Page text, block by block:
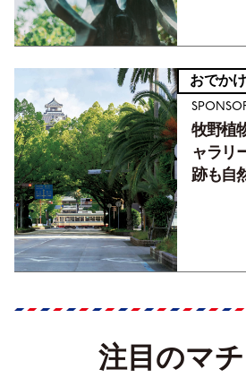
おでかけ
牧野植
ャラリ
跡も自
注目のマ